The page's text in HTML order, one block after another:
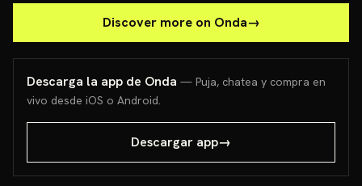
Discover more on Onda→
Descarga la app de Onda — Puja, chatea y compra en
vivo desde iOS o Android.
Descargar app→